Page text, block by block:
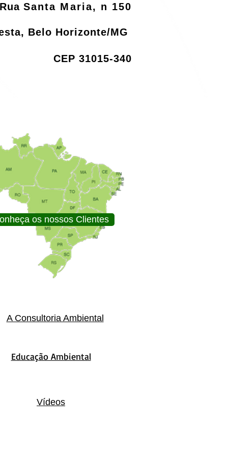
RuaSanta Maria, n 150
Belo Horizonte/MG
CEP 31015-340
os nossos Clientes
A Consultoria Ambiental
Educação Ambiental
Vídeos